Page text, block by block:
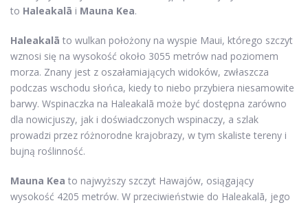
to Haleakalā i Mauna Kea.
Haleakalā to wulkan położony na wyspie Maui, którego szczyt
wznosi się na wysokość około 3055 metrów nad poziomem
morza. Znany jest z oszałamiających widoków, zwłaszcza
podczas wschodu słońca, kiedy to niebo przybiera niesamowite
barwy. Wspinaczka na Haleakalā może być dostępna zarówno
dla nowicjuszy, jak i doświadczonych wspinaczy, a szlak
prowadzi przez różnorodne krajobrazy, w tym skaliste tereny i
bujną roślinność.
Mauna Kea to najwyższy szczyt Hawajów, osiągający
wysokość 4205 metrów. W przeciwieństwie do Haleakalā, jego